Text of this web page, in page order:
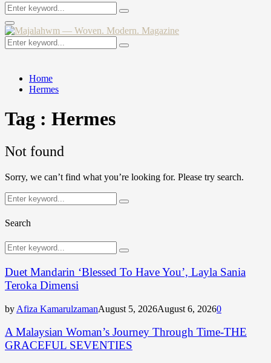
Search
for:
Search
Primary
Menu
Search
for:
Search
Home
Hermes
Tag : Hermes
Not found
Sorry, we can’t find what you’re looking for. Please try search.
Search
for:
Search
Search
Search
for:
Search
Duet Mandarin ‘Blessed To Have You’, Layla Sania
Teroka Dimensi
by Afiza KamarulzamanAugust 5, 2026August 6, 20260
A Malaysian Woman’s Journey Through Time-THE
GRACEFUL SEVENTIES